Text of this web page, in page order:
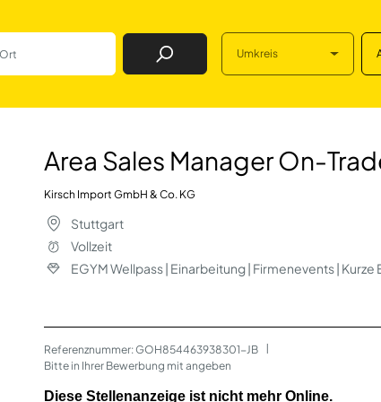
Job Finden Umkreis
On-Trade
Area Sales Manager On-
Kirsch Import GmbH & Co. KG
Stuttgart
Vollzeit
EGYM Wellpass | Einarbeitung | Firmenevents |
Referenznummer: GOH854463938301-JB
Bitte in Ihrer Bewerbung mit angeben